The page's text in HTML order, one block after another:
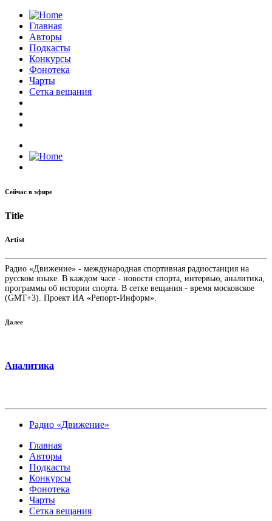
Главная
Авторы
Подкасты
Конкурсы
Фонотека
Чарты
Сетка вещания
Сейчас в эфире
Title
Artist
Радио «Движение» - международная спортивная радиостанция на
русском языке. В каждом часе - новости спорта, интервью, аналитика,
программы об истории спорта. В сетке вещания - время московское
(GMT+3). Проект ИА «Репорт-Информ».
Далее
Аналитика
Радио «Движение»
Главная
Авторы
Подкасты
Конкурсы
Фонотека
Чарты
Сетка вещания